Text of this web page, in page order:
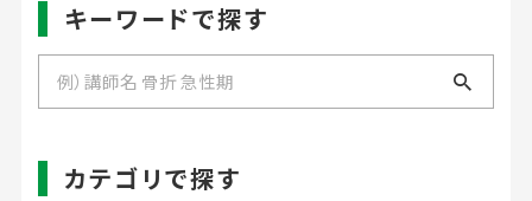
キーワードで探す
カテゴリで探す